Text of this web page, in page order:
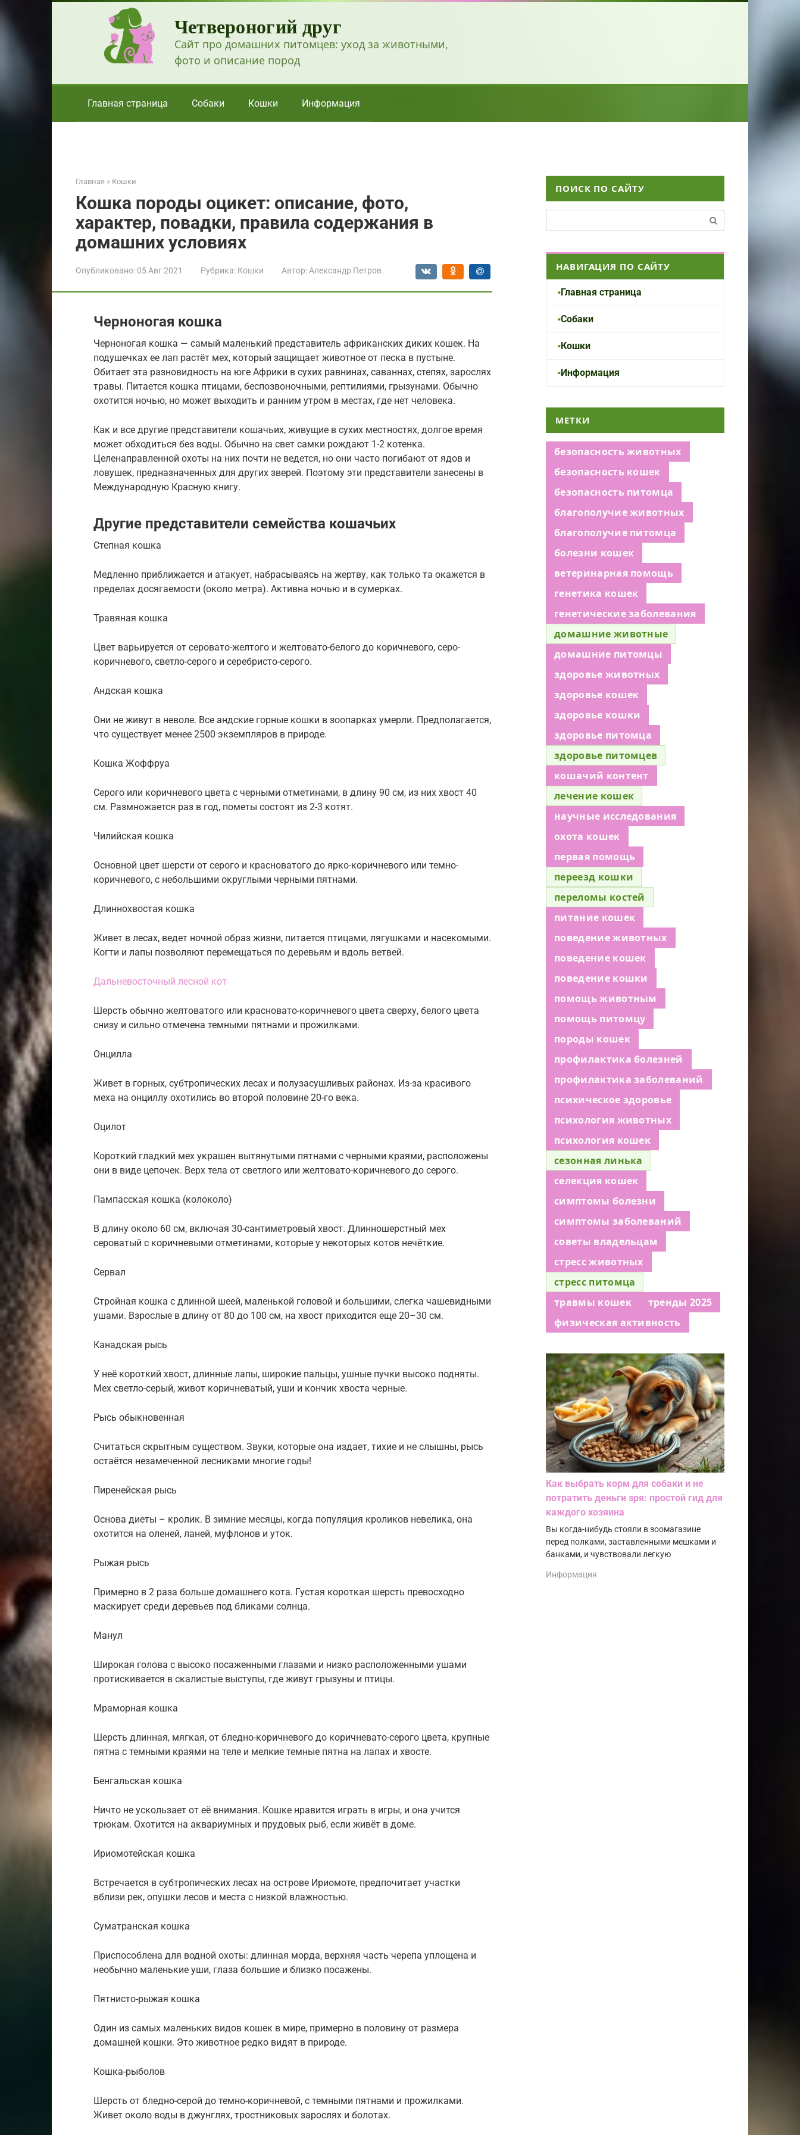
Четвероногий друг
Сайт про домашних питомцев: уход за животными,
фото и описание пород
Главная страница Собаки Кошки Информация
Главная » Кошки
Кошка породы оцикет: описание, фото,
характер, повадки, правила содержания в
домашних условиях
Опубликовано: 05 Авг 2021 Рубрика: Кошки Автор: Александр Петров
Черноногая кошка
Черноногая кошка — самый маленький представитель африканских диких кошек. На
подушечках ее лап растёт мех, который защищает животное от песка в пустыне.
Обитает эта разновидность на юге Африки в сухих равнинах, саваннах, степях, зарослях
травы. Питается кошка птицами, беспозвоночными, рептилиями, грызунами. Обычно
охотится ночью, но может выходить и ранним утром в местах, где нет человека.
Как и все другие представители кошачьих, живущие в сухих местностях, долгое время
может обходиться без воды. Обычно на свет самки рождают 1-2 котенка.
Целенаправленной охоты на них почти не ведется, но они часто погибают от ядов и
ловушек, предназначенных для других зверей. Поэтому эти представители занесены в
Международную Красную книгу.
Другие представители семейства кошачьих
Степная кошка
Медленно приближается и атакует, набрасываясь на жертву, как только та окажется в
пределах досягаемости (около метра). Активна ночью и в сумерках.
Травяная кошка
Цвет варьируется от серовато-желтого и желтовато-белого до коричневого, серо-
коричневого, светло-серого и серебристо-серого.
Андская кошка
Они не живут в неволе. Все андские горные кошки в зоопарках умерли. Предполагается,
что существует менее 2500 экземпляров в природе.
Кошка Жоффруа
Серого или коричневого цвета с черными отметинами, в длину 90 см, из них хвост 40
см. Размножается раз в год, пометы состоят из 2-3 котят.
Чилийская кошка
Основной цвет шерсти от серого и красноватого до ярко-коричневого или темно-
коричневого, с небольшими округлыми черными пятнами.
Длиннохвостая кошка
Живет в лесах, ведет ночной образ жизни, питается птицами, лягушками и насекомыми.
Когти и лапы позволяют перемещаться по деревьям и вдоль ветвей.
Дальневосточный лесной кот
Шерсть обычно желтоватого или красновато-коричневого цвета сверху, белого цвета
снизу и сильно отмечена темными пятнами и прожилками.
Онцилла
Живет в горных, субтропических лесах и полузасушливых районах. Из-за красивого
меха на онциллу охотились во второй половине 20-го века.
Оцилот
Короткий гладкий мех украшен вытянутыми пятнами с черными краями, расположены
они в виде цепочек. Верх тела от светлого или желтовато-коричневого до серого.
Пампасская кошка (колоколо)
В длину около 60 см, включая 30-сантиметровый хвост. Длинношерстный мех
сероватый с коричневыми отметинами, которые у некоторых котов нечёткие.
Сервал
Стройная кошка с длинной шеей, маленькой головой и большими, слегка чашевидными
ушами. Взрослые в длину от 80 до 100 см, на хвост приходится еще 20–30 см.
Канадская рысь
У неё короткий хвост, длинные лапы, широкие пальцы, ушные пучки высоко подняты.
Мех светло-серый, живот коричневатый, уши и кончик хвоста черные.
Рысь обыкновенная
Считаться скрытным существом. Звуки, которые она издает, тихие и не слышны, рысь
остаётся незамеченной лесниками многие годы!
Пиренейская рысь
Основа диеты – кролик. В зимние месяцы, когда популяция кроликов невелика, она
охотится на оленей, ланей, муфлонов и уток.
Рыжая рысь
Примерно в 2 раза больше домашнего кота. Густая короткая шерсть превосходно
маскирует среди деревьев под бликами солнца.
Манул
Широкая голова с высоко посаженными глазами и низко расположенными ушами
протискивается в скалистые выступы, где живут грызуны и птицы.
Мраморная кошка
Шерсть длинная, мягкая, от бледно-коричневого до коричневато-серого цвета, крупные
пятна с темными краями на теле и мелкие темные пятна на лапах и хвосте.
Бенгальская кошка
Ничто не ускользает от её внимания. Кошке нравится играть в игры, и она учится
трюкам. Охотится на аквариумных и прудовых рыб, если живёт в доме.
Ириомотейская кошка
Встречается в субтропических лесах на острове Ириомоте, предпочитает участки
вблизи рек, опушки лесов и места с низкой влажностью.
Суматранская кошка
Приспособлена для водной охоты: длинная морда, верхняя часть черепа уплощена и
необычно маленькие уши, глаза большие и близко посажены.
Пятнисто-рыжая кошка
Один из самых маленьких видов кошек в мире, примерно в половину от размера
домашней кошки. Это животное редко видят в природе.
Кошка-рыболов
Шерсть от бледно-серой до темно-коричневой, с темными пятнами и прожилками.
Живет около воды в джунглях, тростниковых зарослях и болотах.
ПОИСК ПО САЙТУ
НАВИГАЦИЯ ПО САЙТУ
Главная страница
Собаки
Кошки
Информация
МЕТКИ
безопасность животных
безопасность кошек
безопасность питомца
благополучие животных
благополучие питомца
болезни кошек
ветеринарная помощь
генетика кошек
генетические заболевания
домашние животные
домашние питомцы
здоровье животных
здоровье кошек
здоровье кошки
здоровье питомца
здоровье питомцев
кошачий контент
лечение кошек
научные исследования
охота кошек
первая помощь
переезд кошки
переломы костей
питание кошек
поведение животных
поведение кошек
поведение кошки
помощь животным
помощь питомцу
породы кошек
профилактика болезней
профилактика заболеваний
психическое здоровье
психология животных
психология кошек
сезонная линька
селекция кошек
симптомы болезни
симптомы заболеваний
советы владельцам
стресс животных
стресс питомца
травмы кошек
тренды 2025
физическая активность
Как выбрать корм для собаки и не
потратить деньги зря: простой гид для
каждого хозяина
Вы когда-нибудь стояли в зоомагазине
перед полками, заставленными мешками и
банками, и чувствовали легкую
Информация